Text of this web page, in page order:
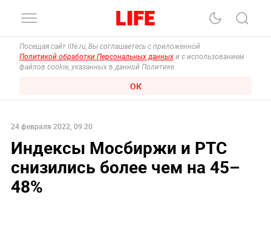
Посещая сайт life.ru, Вы соглашаетесь с приложенной
Политикой обработки Персональных данных и с использованием
файлов cookie, указанных в данной Политике.
ОК
24 февраля 2022, 09:20
Индексы Мосбиржи и РТС
снизились более чем на 45–
48%